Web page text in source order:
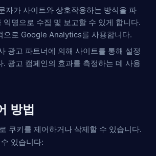
자가 사이트와 상호작용하는 방식을 파
익명으로 수집 및 보고할 수 있게 합니다.
으로 Google Analytics를 사용합니다.
광고 파트너에 의해 사이트를 통해 설정
. 광고 캠페인의 효과를 측정하는 데 사용
방법
쿠키를 제어하거나 삭제할 수 있습니다.
있습니다: